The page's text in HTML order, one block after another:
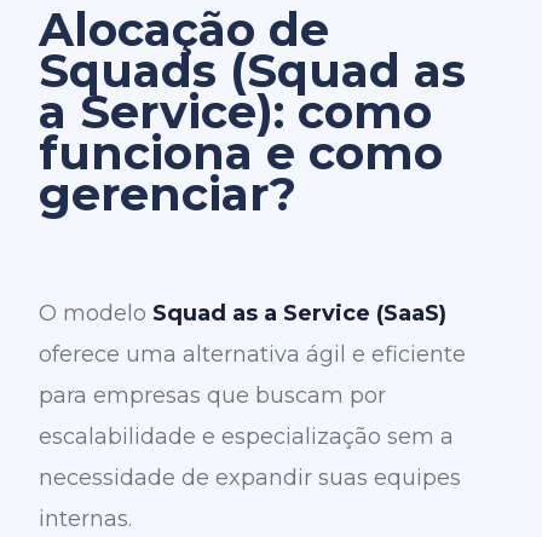
Alocação de
Squads (Squad as
a Service): como
funciona e como
gerenciar?
O modelo Squad as a Service (SaaS)
oferece uma alternativa ágil e eficiente
para empresas que buscam por
escalabilidade e especialização sem a
necessidade de expandir suas equipes
internas.